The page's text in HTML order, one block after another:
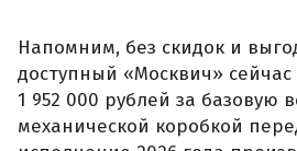
Напомним, без скидок и
доступный «Москвич» сейчас
1 952 000 рублей за базовую
механической коробкой